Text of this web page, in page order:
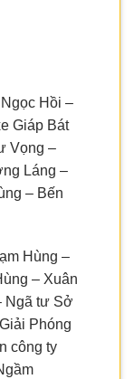
Hồi –
Giáp Bát
Vọng –
Láng –
– Bến
Hùng –
– Xuân
Ngã tư Sở
Phóng
công ty